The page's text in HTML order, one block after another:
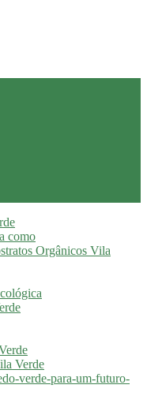
como
Orgânicos Vila
Verde
verde-para-um-futuro-